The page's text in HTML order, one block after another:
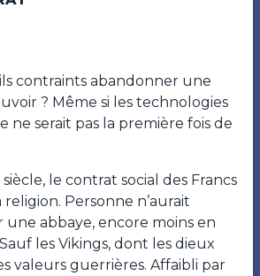
contraints abandonner une
? Même si les technologies
ne serait pas la première fois de
siècle, le contrat social des Francs
Personne n’aurait
une abbaye, encore moins en
les Vikings, dont les dieux
valeurs guerrières. Affaibli par